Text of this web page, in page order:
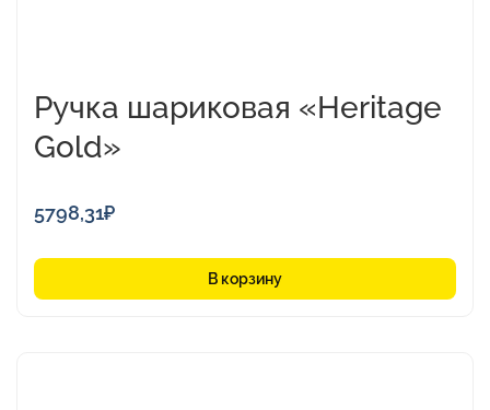
Ручка шариковая «Heritage
Gold»
5798,31₽
В корзину